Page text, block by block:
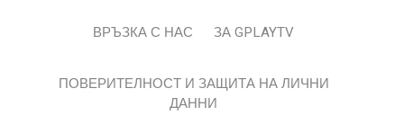
ВРЪЗКА С НАС ЗА GPLAYTV
ПОВЕРИТЕЛНОСТ И ЗАЩИТА НА ЛИЧНИ
ДАННИ